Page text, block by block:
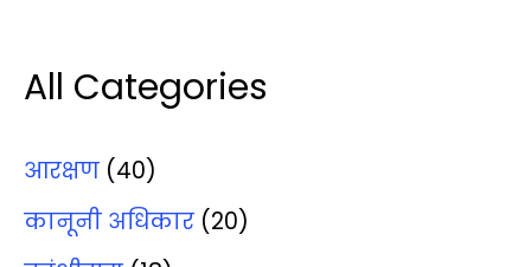
All Categories
आरक्षण (40)
कानूनी अधिकार (20)